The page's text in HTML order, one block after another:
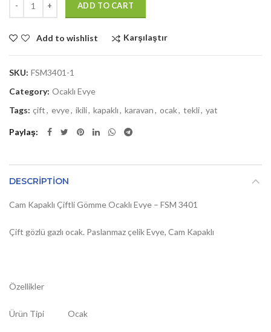
ADD TO CART
Add to wishlist Karşılaştır
SKU: FSM3401-1
Category: Ocaklı Evye
Tags: çift, evye, ikili, kapaklı, karavan, ocak, tekli, yat
Paylaş
DESCRIPTION
Cam Kapaklı Çiftli Gömme Ocaklı Evye – FSM 3401
Çift gözlü gazlı ocak. Paslanmaz çelik Evye, Cam Kapaklı
Özellikler
Ürün Tipi Ocak